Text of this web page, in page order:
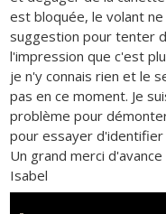
est bloquée, le volant
suggestion pour tenter
l'impression que c'est
je n'y connais rien et le
pas en ce moment. Je
problème pour
pour essayer d'identifier
Un grand merci
Isabel